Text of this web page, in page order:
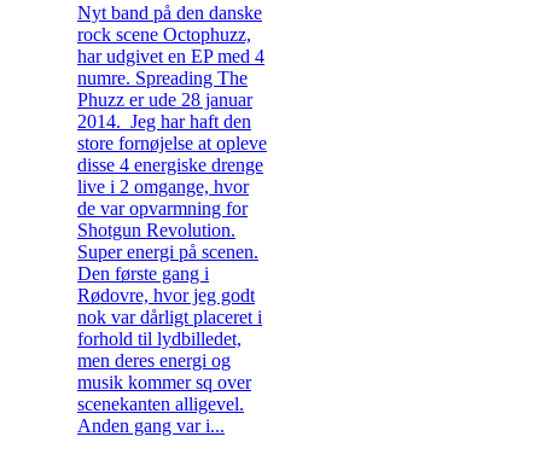
Nyt band på den danske
rock scene Octophuzz,
har udgivet en EP med 4
numre. Spreading The
Phuzz er ude 28 januar
2014. Jeg har haft den
store fornøjelse at opleve
disse 4 energiske drenge
live i 2 omgange, hvor
de var opvarmning for
Shotgun Revolution.
Super energi på scenen.
Den første gang i
Rødovre, hvor jeg godt
nok var dårligt placeret i
forhold til lydbilledet,
men deres energi og
musik kommer sq over
scenekanten alligevel.
Anden gang var i...